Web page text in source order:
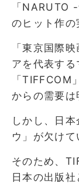
「NARUTO
のヒット作の
「東京国際
アを代表する
「TIFFCOM
からの需要は
しかし、日
ウ」が欠けて
そのため、
日本の出版